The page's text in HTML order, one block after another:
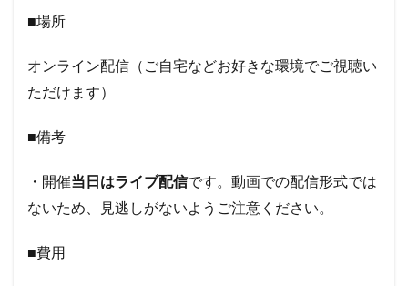
■場所
オンライン配信（ご自宅などお好きな環境でご視聴い
ただけます）
■備考
・開催当日はライブ配信です。動画での配信形式では
ないため、見逃しがないようご注意ください。
■費用